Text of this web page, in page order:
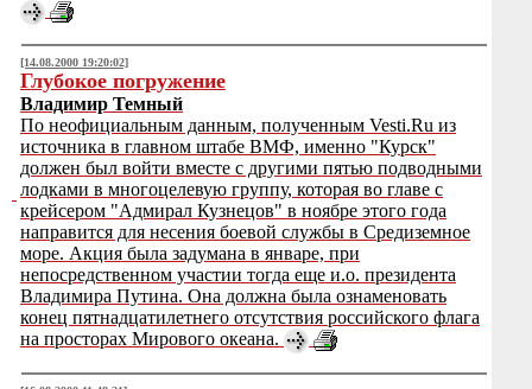
[14.08.2000 19:20:02]
Глубокое погружение
Владимир Темный
По неофициальным данным, полученным Vesti.Ru из
источника в главном штабе ВМФ, именно "Курск"
должен был войти вместе с другими пятью подводными
лодками в многоцелевую группу, которая во главе с
крейсером "Адмирал Кузнецов" в ноябре этого года
направится для несения боевой службы в Средиземное
море. Акция была задумана в январе, при
непосредственном участии тогда еще и.о. президента
Владимира Путина. Она должна была ознаменовать
конец пятнадцатилетнего отсутствия российского флага
на просторах Мирового океана.